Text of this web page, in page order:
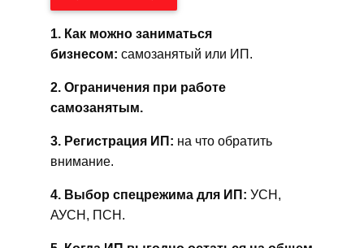
1. Как можно заниматься
бизнесом: самозанятый или ИП.
2. Ограничения при работе
самозанятым.
3. Регистрация ИП: на что обратить
внимание.
4. Выбор спецрежима для ИП: УСН,
АУСН, ПСН.